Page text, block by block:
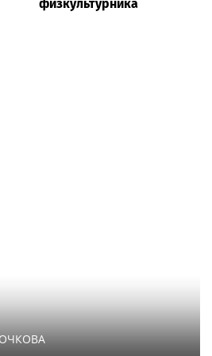
физкультурника